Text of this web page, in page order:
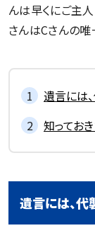
んは早くにご主人
さんはCさんの唯
遺言には
知ってお
遺言には、